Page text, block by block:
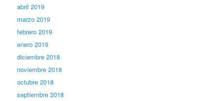
abril 2019
marzo 2019
febrero 2019
enero 2019
diciembre 2018
noviembre 2018
octubre 2018
septiembre 2018